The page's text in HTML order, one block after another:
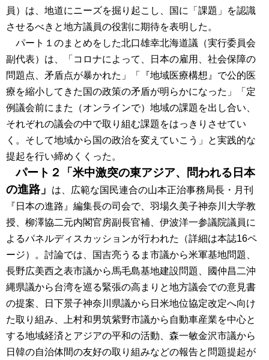
員）は、地道にニーズを掘り起こし、国に「課題」を認識
させるべきと地方議員の役割に期待を表明した。
パート１のまとめをした北口雄幸北海道議（実行委員会
副代表）は、「コロナによって、日本の雇用、社会保障の
問題点、矛盾点が暴かれた」「『地域医療構想』で公的医
療を縮小してきた国の政策の矛盾が明らかになった」「定
例議会前にまた（オンラインで）地域の課題を出し合い、
それぞれの議会の中で取り組む課題をはっきりさせてい
く。そして地域から国の政治を変えていこう」と実践的な
提起を行い締めくくった。
パート２「米中激突の東アジア、問われる日本
の進路」
は、広範な国民連合の山本正治事務局長・月刊
『日本の進路』編集長の司会で、羽場久美子神奈川大学教
授、柳澤協二元内閣官房副長官補、伊波洋一参議院議員に
よるパネルディスカッションが行われた（詳細は本誌16ペ
ージ）。討論では、国吉亮うるま市議から米軍基地問題、
長野広美西之表市議から馬毛島基地建設問題、國仲昌二沖
縄県議から台湾を巡る緊張の高まりと地方議会での意見書
の提案、日下景子神奈川県議から日米地位協定改定へ向け
た取り組み、上村和男筑紫野市議から自動車産業を中心と
する地域経済とアジアの平和の活動、森一敏金沢市議から
日韓の自治体間の友好の取り組みなどの報告と問題提起が